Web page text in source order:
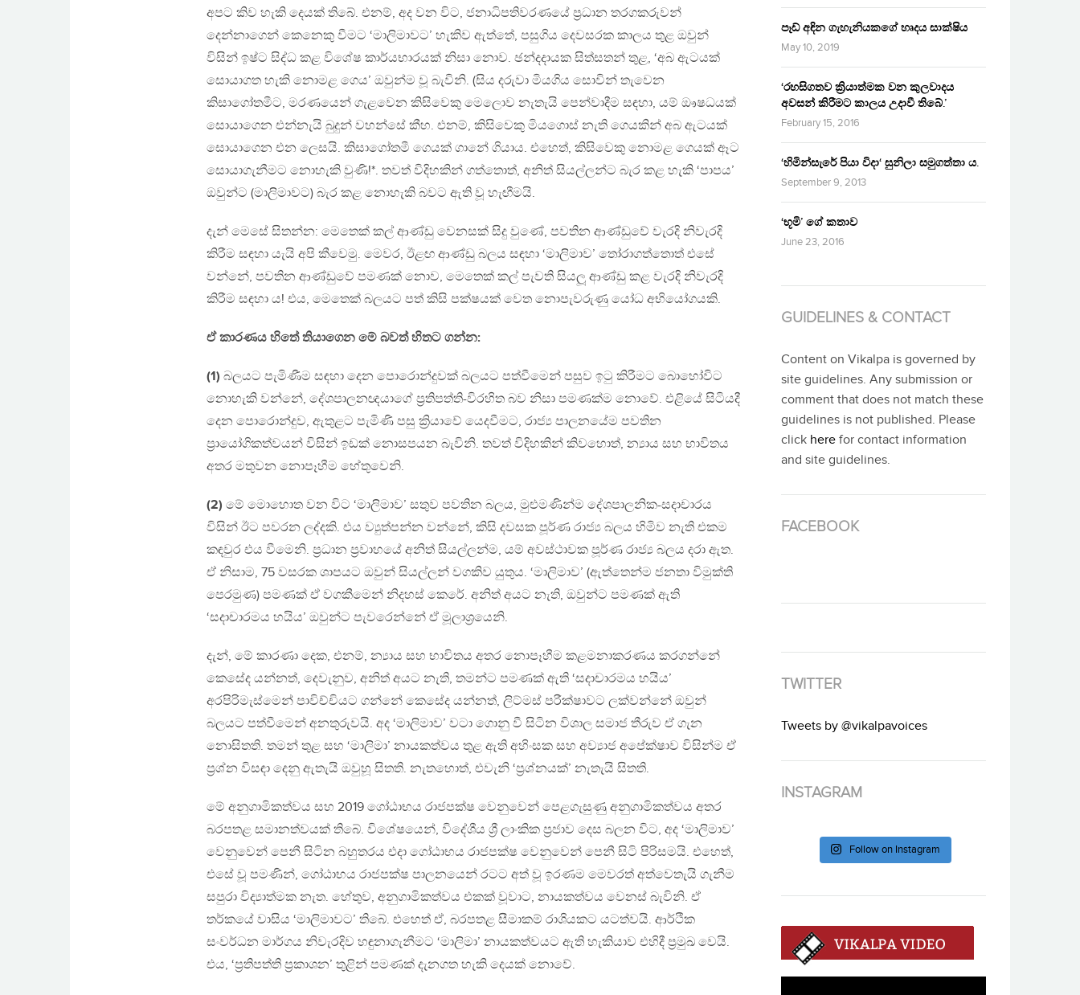
අපට කිව හැකි දෙයක් තිබේ. එනම්, අද වන විට, ජනාධිපතිවරණයේ ප්‍රධාන තරගකරුවන්
දෙන්නාගෙන් කෙනෙකු වීමට ‘මාලිමාවට’ හැකිව ඇත්තේ, පසුගිය දෙවසරක කාලය තුළ ඔවුන්
විසින් ඉෂ්ට සිද්ධ කළ විශේෂ කාර්යභාරයක් නිසා නොව. ඡන්දදායක සිත්සතන් තුළ, ‘අබ ඇටයක්
සොයාගත හැකි නොමළ ගෙය’ ඔවුන්ම වූ බැවිනි. (සිය දරුවා මියගිය සොවින් තැවෙන
කිසාගෝතමීට, මරණයෙන් ගැළවෙන කිසිවෙකු මෙලොව නැතැයි පෙන්වාදීම සඳහා, යම් ඖෂධයක්
සොයාගෙන එන්නැයි බුදුන් වහන්සේ කීහ. එනම්, කිසිවෙකු මියගොස් නැති ගෙයකින් අබ ඇටයක්
සොයාගෙන එන ලෙසයි. කිසාගෝතමී ගෙයක් ගානේ ගියාය. එහෙත්, කිසිවෙකු නොමළ ගෙයක් ඈට
සොයාගැනීමට නොහැකි වුණි!*. තවත් විදිහකින් ගත්තොත්, අනිත් සියල්ලන්ට බැර කළ හැකි ‘පාපය’
ඔවුන්ට (මාලිමාවට) බැර කළ නොහැකි බවට ඇති වූ හැඟීමයි.
දැන් මෙසේ සිතන්න: මෙතෙක් කල් ආණ්ඩු වෙනසක් සිදු වුණේ, පවතින ආණ්ඩුවේ වැරදි නිවැරදි
කිරීම සඳහා යැයි අපි කීවෙමු. මෙවර, ඊළඟ ආණ්ඩු බලය සඳහා ‘මාලිමාව’ තෝරාගත්තොත් එසේ
වන්නේ, පවතින ආණ්ඩුවේ පමණක් නොව, මෙතෙක් කල් පැවති සියලූ ආණ්ඩු කළ වැරදි නිවැරදි
කිරීම සඳහා ය! එය, මෙතෙක් බලයට පත් කිසි පක්ෂයක් වෙත නොපැවරුණු යෝධ අභියෝගයකි.
ඒ කාරණය හිතේ තියාගෙන මේ බවත් හිතට ගන්න:
(1) බලයට පැමිණීම සඳහා දෙන පොරොන්දුවක් බලයට පත්වීමෙන් පසුව ඉටු කිරීමට බොහෝවිට
නොහැකි වන්නේ, දේශපාලනඥයාගේ ප්‍රතිපත්ති-විරහිත බව නිසා පමණක්ම නොවේ. එළියේ සිටියදී
දෙන පොරොන්දුව, ඇතුළට පැමිණි පසු ක්‍රියාවේ යෙදවීමට, රාජ්‍ය පාලනයේම පවතින
ප්‍රායෝගිකත්වයන් විසින් ඉඩක් නොසපයන බැවිනි. තවත් විදිහකින් කිවහොත්, න්‍යාය සහ භාවිතය
අතර මතුවන නොපෑහීම හේතුවෙනි.
(2) මේ මොහොත වන විට ‘මාලිමාව’ සතුව පවතින බලය, මුළුමණින්ම දේශපාලනික-සදාචාරය
විසින් ඊට පවරන ලද්දකි. එය ව්‍යුත්පන්න වන්නේ, කිසි දවසක පූර්ණ රාජ්‍ය බලය හිමිව නැති එකම
කඳවුර එය වීමෙනි. ප්‍රධාන ප්‍රවාහයේ අනිත් සියල්ලන්ම, යම් අවස්ථාවක පූර්ණ රාජ්‍ය බලය දරා ඇත.
ඒ නිසාම, 75 වසරක ශාපයට ඔවුන් සියල්ලන් වගකිව යුතුය. ‘මාලිමාව’ (ඇත්තෙන්ම ජනතා විමුක්ති
පෙරමුණ) පමණක් ඒ වගකීමෙන් නිදහස් කෙරේ. අනිත් අයට නැති, ඔවුන්ට පමණක් ඇති
‘සදාචාරමය හයිය’ ඔවුන්ට පැවරෙන්නේ ඒ මූලාශ්‍රයෙනි.
දැන්, මේ කාරණා දෙක, එනම්, න්‍යාය සහ භාවිතය අතර නොපෑහීම කළමනාකරණය කරගන්නේ
කෙසේද යන්නත්, දෙවැනුව, අනිත් අයට නැති, තමන්ට පමණක් ඇති ‘සදාචාරමය හයිය’
අරපිරිමැස්මෙන් පාවිච්චියට ගන්නේ කෙසේද යන්නත්, ලිට්මස් පරීක්ෂාවට ලක්වන්නේ ඔවුන්
බලයට පත්වීමෙන් අනතුරුවයි. අද ‘මාලිමාව’ වටා ගොනු වී සිටින විශාල සමාජ තීරුව ඒ ගැන
නොසිතති. තමන් තුළ සහ ‘මාලිමා’ නායකත්වය තුළ ඇති අහිංසක සහ අව්‍යාජ අපේක්ෂාව විසින්ම ඒ
ප්‍රශ්න විසඳා දෙනු ඇතැයි ඔවුහූ සිතති. නැතහොත්, එවැනි ‘ප්‍රශ්නයක්’ නැතැයි සිතති.
මේ අනුගාමිකත්වය සහ 2019 ගෝඨාභය රාජපක්ෂ වෙනුවෙන් පෙළගැසුණු අනුගාමිකත්වය අතර
බරපතළ සමානත්වයක් තිබේ. විශේෂයෙන්, විදේශීය ශ්‍රී ලාංකික ප්‍රජාව දෙස බලන විට, අද ‘මාලිමාව’
වෙනුවෙන් පෙනී සිටින බහුතරය එදා ගෝඨාභය රාජපක්ෂ වෙනුවෙන් පෙනී සිටි පිරිසමයි. එහෙත්,
එසේ වූ පමණින්, ගෝඨාභය රාජපක්ෂ පාලනයෙන් රටට අත් වූ ඉරණම මෙවරත් අත්වෙතැයි ගැනීම
සපුරා විද්‍යාත්මක නැත. හේතුව, අනුගාමිකත්වය එකක් වූවාට, නායකත්වය වෙනස් බැවිනි. ඒ
තර්කයේ වාසිය ‘මාලිමාවට’ තිබේ. එහෙත් ඒ, බරපතළ සීමාකම් රාශියකට යටත්වයි. ආර්ථික
සංවර්ධන මාර්ගය නිවැරදිව හඳුනාගැනීමට ‘මාලිමා’ නායකත්වයට ඇති හැකියාව එහිදී ප්‍රමුඛ වෙයි.
එය, ‘ප්‍රතිපත්ති ප්‍රකාශන’ තුළින් පමණක් දැනගත හැකි දෙයක් නොවේ.
පෑඩ් අඳින ගැහැනියකගේ හෘදය සාක්ෂිය
May 10, 2019
‘රහසිගතව ක්‍රියාත්මක වන කුලවාදය
අවසන් කිරීමට කාලය උදාවී තිබේ.’
February 15, 2016
‘හිමින්සැරේ පියා විදා‘ සුනිලා සමුගත්තා ය.
September 9, 2013
‘භූමි’ ගේ කතාව
June 23, 2016
GUIDELINES & CONTACT
Content on Vikalpa is governed by
site guidelines. Any submission or
comment that does not match these
guidelines is not published. Please
click here for contact information
and site guidelines.
FACEBOOK
TWITTER
Tweets by @vikalpavoices
INSTAGRAM
Follow on Instagram